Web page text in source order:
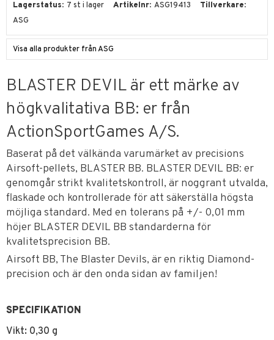
Lagerstatus 7 st i lager Artikelnr ASG19413
Tillverkare
ASG
Visa alla produkter från ASG
BLASTER DEVIL är ett märke av
högkvalitativa BB: er från
ActionSportGames A/S.
Baserat på det välkända varumärket av precisions
Airsoft-pellets, BLASTER BB. BLASTER DEVIL BB: er
genomgår strikt kvalitetskontroll, är noggrant utvalda,
flaskade och kontrollerade för att säkerställa högsta
möjliga standard. Med en tolerans på +/- 0,01 mm
höjer BLASTER DEVIL BB standarderna för
kvalitetsprecision BB.
Airsoft BB, The Blaster Devils, är en riktig Diamond-
precision och är den onda sidan av familjen!
SPECIFIKATION
Vikt: 0,30 g